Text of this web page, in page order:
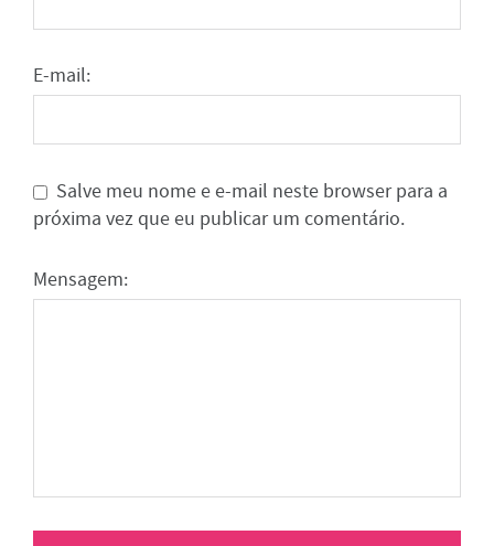
E-mail:
Salve meu nome e e-mail neste browser para a
próxima vez que eu publicar um comentário.
Mensagem: